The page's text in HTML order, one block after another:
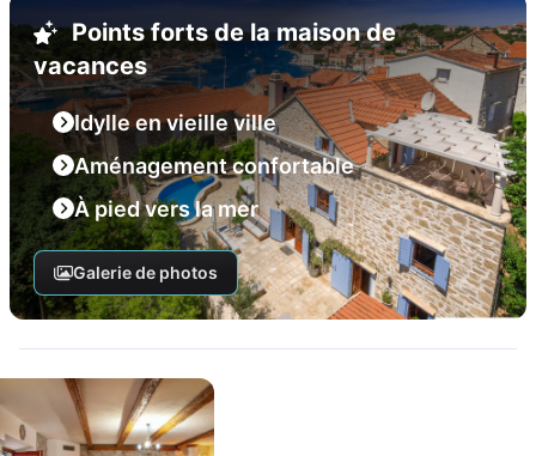
Points forts de la maison de
vacances
Idylle en vieille ville
Aménagement confortable
À pied vers la mer
Galerie de photos